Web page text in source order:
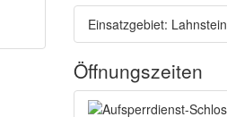
Einsatzgebiet: Lahnstein
Öffnungszeiten